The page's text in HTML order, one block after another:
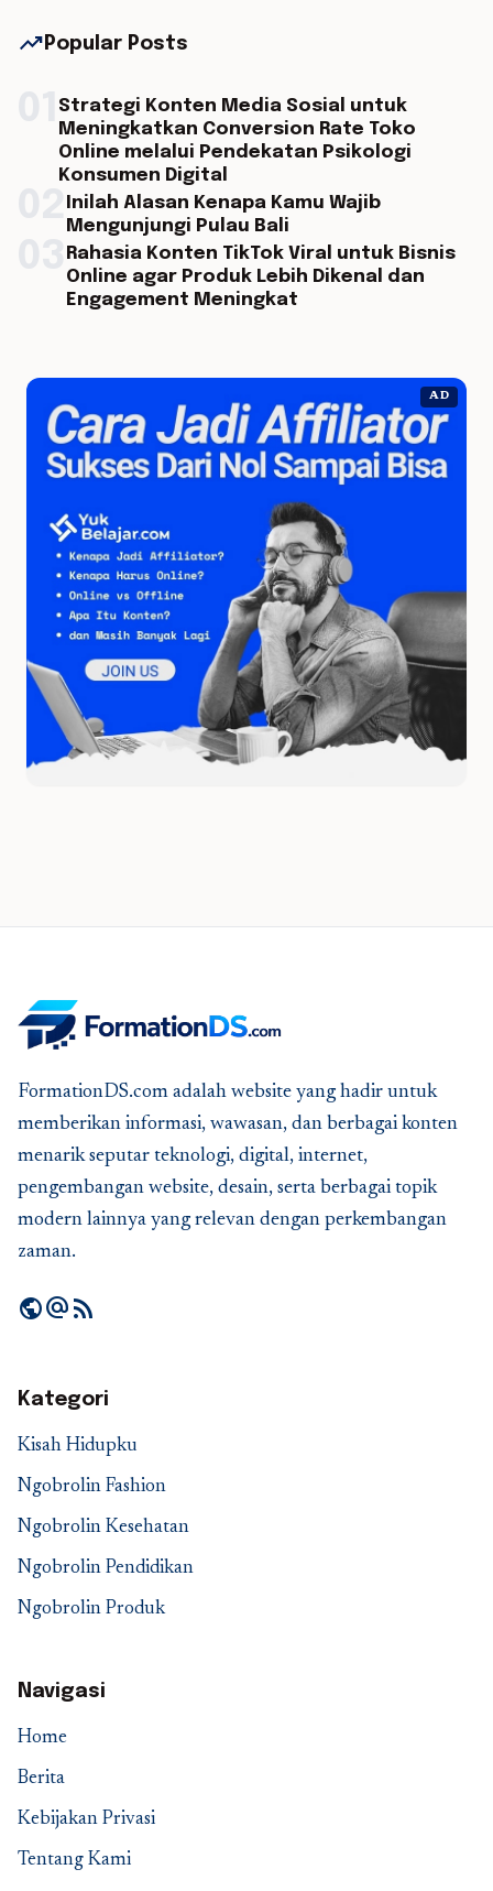
trending_up Popular Posts
Strategi Konten Media Sosial untuk
Meningkatkan Conversion Rate Toko
Online melalui Pendekatan Psikologi
Konsumen Digital
Inilah Alasan Kenapa Kamu Wajib
Mengunjungi Pulau Bali
Rahasia Konten TikTok Viral untuk Bisnis
Online agar Produk Lebih Dikenal dan
Engagement Meningkat
AD
FormationDS.com adalah website yang hadir untuk
memberikan informasi, wawasan, dan berbagai konten
menarik seputar teknologi, digital, internet,
pengembangan website, desain, serta berbagai topik
modern lainnya yang relevan dengan perkembangan
zaman.
publicalternate_emailrss_feed
Kategori
Kisah Hidupku
Ngobrolin Fashion
Ngobrolin Kesehatan
Ngobrolin Pendidikan
Ngobrolin Produk
Navigasi
Home
Berita
Kebijakan Privasi
Tentang Kami